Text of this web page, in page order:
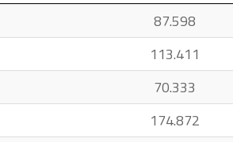
87.598
113.411
70.333
174.872